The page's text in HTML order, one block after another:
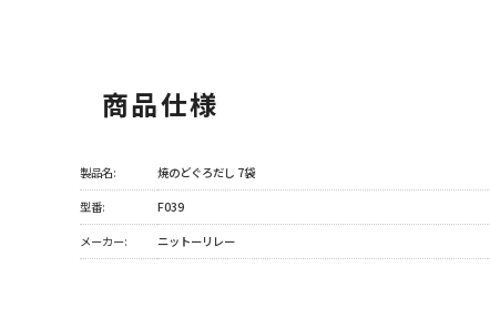
商品仕様
製品名: 焼のどぐろだし 7袋
型番: F039
メーカー: ニットーリレー